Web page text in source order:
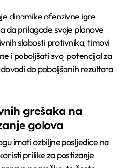
dinamike ofenzivne igre
da prilagode svoje planove
slabosti protivnika, timovi
i poboljšati svoj potencijal za
do poboljšanih rezultata
grešaka na
golova
imati ozbiljne posljedice na
prilike za postizanje